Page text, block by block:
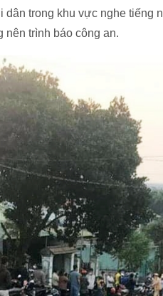
trong khu vực nghe tiếng
nên trình báo công an.